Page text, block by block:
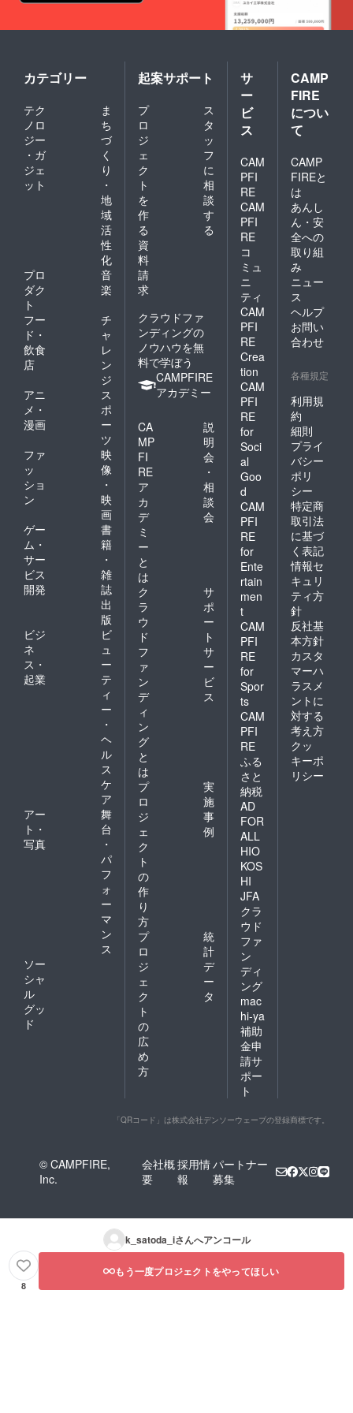
カテゴリー
テク
ノロ
ジー
・ガ
ジェ
ット
ま
ち
づ
く
り
・
地
域
活
性
化
プロ
ダク
ト
音
楽
フー
ド・
飲食
店
チ
ャ
レ
ン
ジ
アニ
メ・
漫画
ス
ポ
ー
ツ
ファ
ッ
ショ
ン
映
像
・
映
画
ゲー
ム・
サー
ビス
開発
書
籍
・
雑
誌
出
版
ビジ
ネ
ス・
起業
ビ
ュ
ー
テ
ィ
ー
・
ヘ
ル
ス
ケ
ア
アー
ト・
写真
舞
台
・
パ
フ
ォ
ー
マ
ン
ス
ソー
シャ
ル
グッ
ド
起案サポート
プ
ロ
ジ
ェ
ク
ト
を
作
る
ス
タ
ッ
フ
に
相
談
す
る
資
料
請
求
クラウドファ
ンディングの
ノウハウを無
料で学ぼう
CAMPFIRE
アカデミー
CA
MP
FI
RE
ア
カ
デ
ミ
ー
と
は
説
明
会
・
相
談
会
ク
ラ
ウ
ド
フ
ァ
ン
デ
ィ
ン
グ
と
は
サ
ポ
ー
ト
サ
ー
ビ
ス
プ
ロ
ジ
ェ
ク
ト
の
作
り
方
実
施
事
例
プ
ロ
ジ
ェ
ク
ト
の
広
め
方
統
計
デ
ー
タ
サ
ー
ビ
ス
CAM
PFI
RE
CAM
PFI
RE
コ
ミュ
ニ
ティ
CAM
PFI
RE
Crea
tion
CAM
PFI
RE
for
Soci
al
Goo
d
CAM
PFI
RE
for
Ente
rtain
men
t
CAM
PFI
RE
for
Spor
ts
CAM
PFI
RE
ふる
さと
納税
AD
FOR
ALL
HIO
KOS
HI
JFA
クラ
ウド
ファ
ン
ディ
ング
mac
hi-ya
補助
金申
請サ
ポー
ト
CAMP
FIRE
につい
て
CAMP
FIREと
は
あんし
ん・安
全への
取り組
み
ニュー
ス
ヘルプ
お問い
合わせ
各種規定
利用規
約
細則
プライ
バシー
ポリ
シー
特定商
取引法
に基づ
く表記
情報セ
キュリ
ティ方
針
反社基
本方針
カスタ
マーハ
ラスメ
ントに
対する
考え方
クッ
キーポ
リシー
「QRコード」は株式会社デンソーウェーブの登録商標です。
© CAMPFIRE,
Inc.
会社概
要
採用情
報
パートナー
募集
k_satoda_iさんへアンコール
8
もう一度プロジェクトをやってほしい